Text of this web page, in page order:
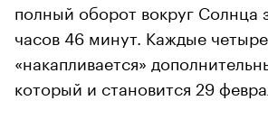
полный оборот вокруг Солнца
часов 46 минут. Каждые
«накапливается»
который и становится 29